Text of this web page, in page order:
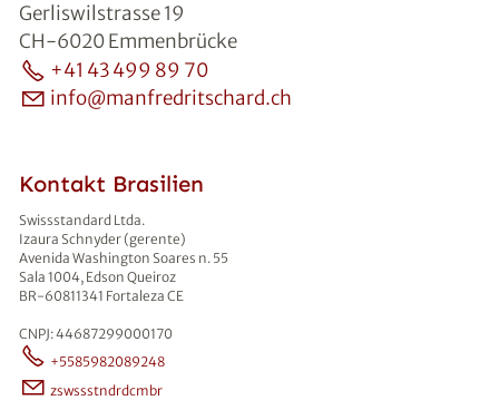
Gerliswilstrasse 19
CH-6020 Emmenbrücke
+41 43 499 89 70
info@manfredritschard.ch
Kontakt Brasilien
Swissstandard Ltda.
Izaura Schnyder (gerente)
Avenida Washington Soares n. 55
Sala 1004, Edson Queiroz
BR-60811341 Fortaleza CE
CNPJ: 44687299000170
+5585982089248
zswssstndrdcmbr